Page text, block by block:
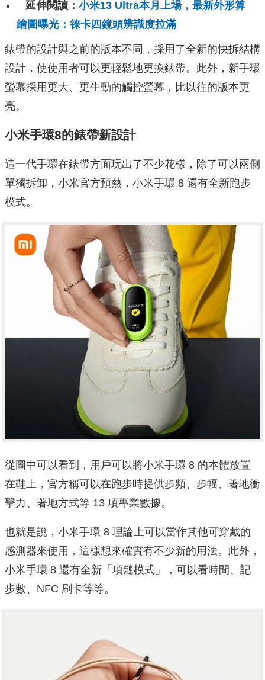
延伸閱讀： 小米13 Ultra本月上場，最新外形算
繪圖曝光：徠卡四鏡頭辨識度拉滿
錶帶的設計與之前的版本不同，採用了全新的快拆結構
設計，使使用者可以更輕鬆地更換錶帶。此外，新手環
螢幕採用更大、更生動的觸控螢幕，比以往的版本更
亮。
小米手環8的錶帶新設計
這一代手環在錶帶方面玩出了不少花樣，除了可以兩側
單獨拆卸，小米官方預熱，小米手環 8 還有全新跑步
模式。
從圖中可以看到，用戶可以將小米手環 8 的本體放置
在鞋上，官方稱可以在跑步時提供步頻、步幅、著地衝
擊力、著地方式等 13 項專業數據。
也就是說，小米手環 8 理論上可以當作其他可穿戴的
感測器來使用，這樣想來確實有不少新的用法。此外，
小米手環 8 還有全新「項鏈模式」，可以看時間、記
步數、NFC 刷卡等等。